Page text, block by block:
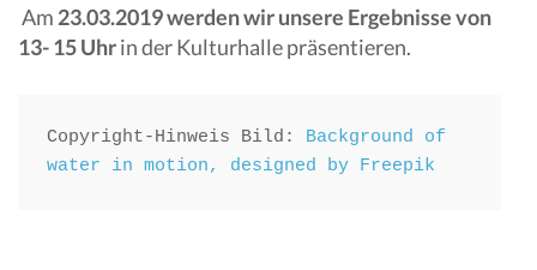
Am 23.03.2019 werden wir unsere Ergebnisse von
13- 15 Uhrin der Kulturhalle präsentieren.
Copyright-Hinweis Bild: Background of
water in motion, designed by Freepik